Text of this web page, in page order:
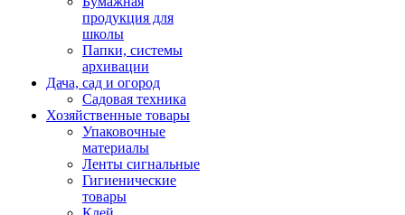
продукция для
школы
Папки, системы
архивации
Дача, сад и огород
Садовая техника
Хозяйственные товары
Упаковочные
материалы
Ленты сигнальные
Гигиенические
товары